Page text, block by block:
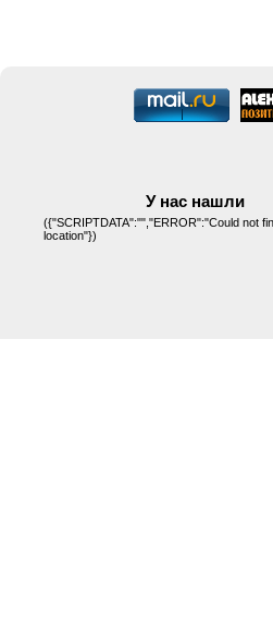
У нас нашли
({"SCRIPTDATA":"","ERROR":"Could not
location"})